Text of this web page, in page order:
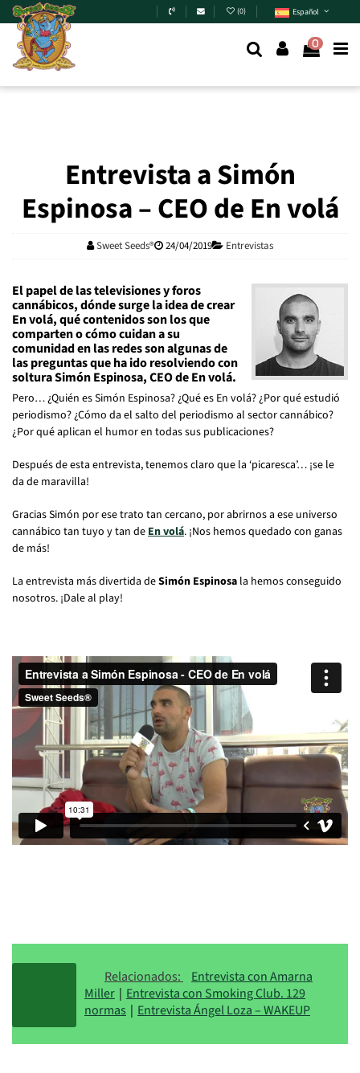
Skip to main content (0) Español
0
Entrevista a Simón
Espinosa – CEO de En volá
Sweet Seeds® 24/04/2019 Entrevistas
El papel de las televisiones y foros
cannábicos, dónde surge la idea de crear
En volá, qué contenidos son los que
comparten o cómo cuidan a su
comunidad en las redes son algunas de
las preguntas que ha ido resolviendo con
soltura Simón Espinosa, CEO de En volá.
Pero… ¿Quién es Simón Espinosa? ¿Qué es En volá? ¿Por qué estudió
periodismo? ¿Cómo da el salto del periodismo al sector cannábico?
¿Por qué aplican el humor en todas sus publicaciones?
Después de esta entrevista, tenemos claro que la ‘picaresca’… ¡se le
da de maravilla!
Gracias Simón por ese trato tan cercano, por abrirnos a ese universo
cannábico tan tuyo y tan de En volá. ¡Nos hemos quedado con ganas
de más!
La entrevista más divertida deSimón Espinosa la hemos conseguido
nosotros. ¡Dale al play!
Relacionados:
Entrevista con Amarna
Miller | Entrevista con Smoking Club. 129
normas | Entrevista Ángel Loza – WAKEUP